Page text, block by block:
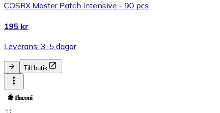
COSRX Master Patch Intensive - 90 pcs
195 kr
Leverans: 3-5 dagar
Till butik